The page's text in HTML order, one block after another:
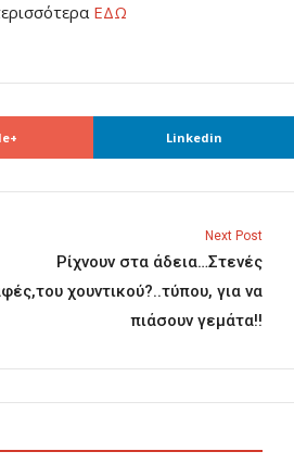
ΕΔΩ
Linkedin
Next Post
Ρίχνουν στα άδεια…Στενές
χουντικού?..τύπου, για να
πιάσουν γεμάτα!!